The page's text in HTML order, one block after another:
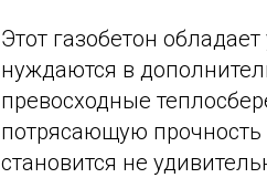
Этот газобетон
нуждаются в
превосходные
потрясающую
становится не